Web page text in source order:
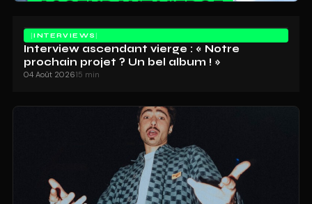
INTERVIEWS
Interview ascendant vierge : « Notre
prochain projet ? Un bel album ! »
04 Août 202615 min